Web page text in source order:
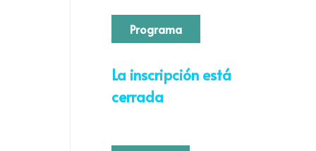
Programa
La inscripción está
cerrada